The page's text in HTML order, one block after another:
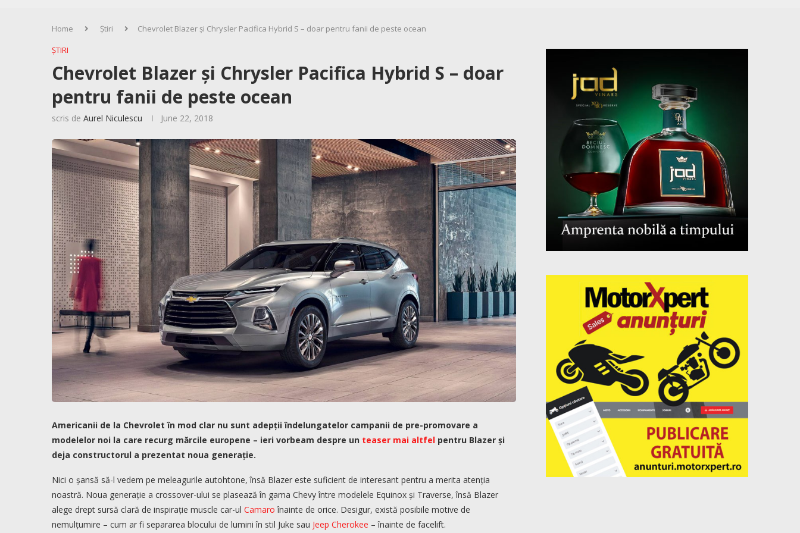
Home Știri
Chevrolet Blazer și Chrysler Pacifica Hybrid S – doar pentru fanii de peste ocean
ȘTIRI
Chevrolet Blazer și Chrysler Pacifica Hybrid S – doar
pentru fanii de peste ocean
scris de Aurel Niculescu June 22, 2018
Americanii de la Chevrolet în mod clar nu sunt adepții îndelungatelor campanii de pre-promovare a
modelelor noi la care recurg mărcile europene – ieri vorbeam despre un teaser mai altfel pentru Blazer și
deja constructorul a prezentat noua generație.
Nici o șansă să-l vedem pe meleagurile autohtone, însă Blazer este suficient de interesant pentru a merita atenția
noastră. Noua generație a crossover-ului se plasează în gama Chevy între modelele Equinox și Traverse, însă Blazer
alege drept sursă clară de inspirație muscle car-ul Camaro înainte de orice. Desigur, există posibile motive de
nemulțumire – cum ar fi separarea blocului de lumini în stil Juke sau Jeep Cherokee – înainte de facelift.